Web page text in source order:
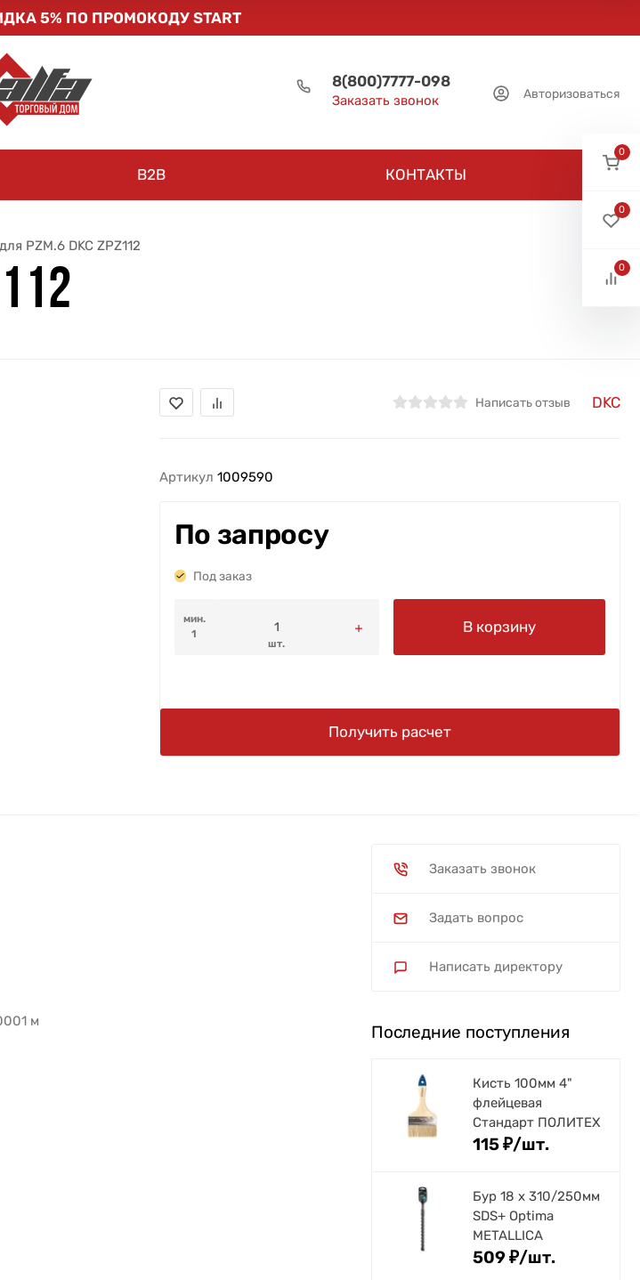
5% ПО ПРОМОКОДУ START
8(800)7777-098
Заказать звонок Авторизоваться
B2B КОНТАКТЫ
PZM.6 DKC ZPZ112
Написать отзыв DKC
Артикул 1009590
По запросу
Под заказ
мин.
1
шт.
В корзину
Получить расчет
м
Заказать звонок
Задать вопрос
Написать директору
Последние поступления
Кисть 100мм 4"
флейцевая
Стандарт ПОЛИТЕХ
115₽/шт.
Бур 18 х 310/250мм
SDS+ Optima
METALLICA
509₽/шт.
0
0
0